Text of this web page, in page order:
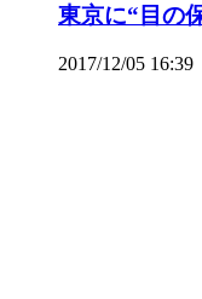
東京に“目の
2017/12/05 16:39